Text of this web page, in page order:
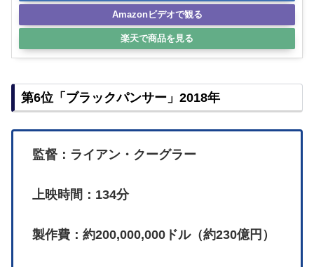
Amazonビデオで観る
楽天で商品を見る
第6位「ブラックパンサー」2018年
監督：ライアン・クーグラー
上映時間：134分
製作費：約200,000,000ドル（約230億円）